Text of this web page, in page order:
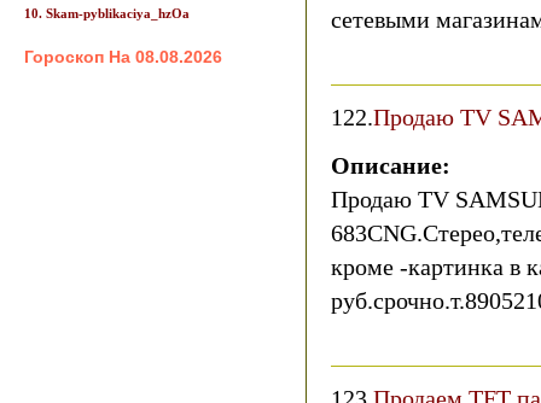
10. Skam-pyblikaciya_hzOa
Гороскоп На 08.08.2026
сетевыми
122.Продаю TV
Описание:
Продаю TV
кроме -картинка в